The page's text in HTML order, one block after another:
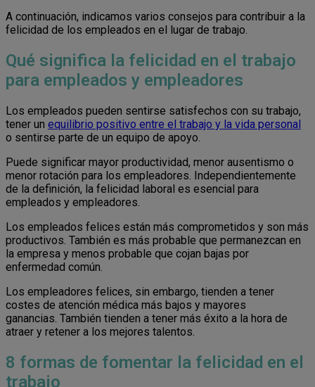
A continuación, indicamos varios consejos para contribuir a la
felicidad de los empleados en el lugar de trabajo.
Qué significa la felicidad en el trabajo
para empleados y empleadores
Los empleados pueden sentirse satisfechos con su trabajo,
tener un equilibrio positivo entre el trabajo y la vida personal
o sentirse parte de un equipo de apoyo.
Puede significar mayor productividad, menor ausentismo o
menor rotación para los empleadores. Independientemente
de la definición, la felicidad laboral es esencial para
empleados y empleadores.
Los empleados felices están más comprometidos y son más
productivos. También es más probable que permanezcan en
la empresa y menos probable que cojan bajas por
enfermedad común.
Los empleadores felices, sin embargo, tienden a tener
costes de atención médica más bajos y mayores
ganancias. También tienden a tener más éxito a la hora de
atraer y retener a los mejores talentos.
8 formas de fomentar la felicidad en el
trabajo